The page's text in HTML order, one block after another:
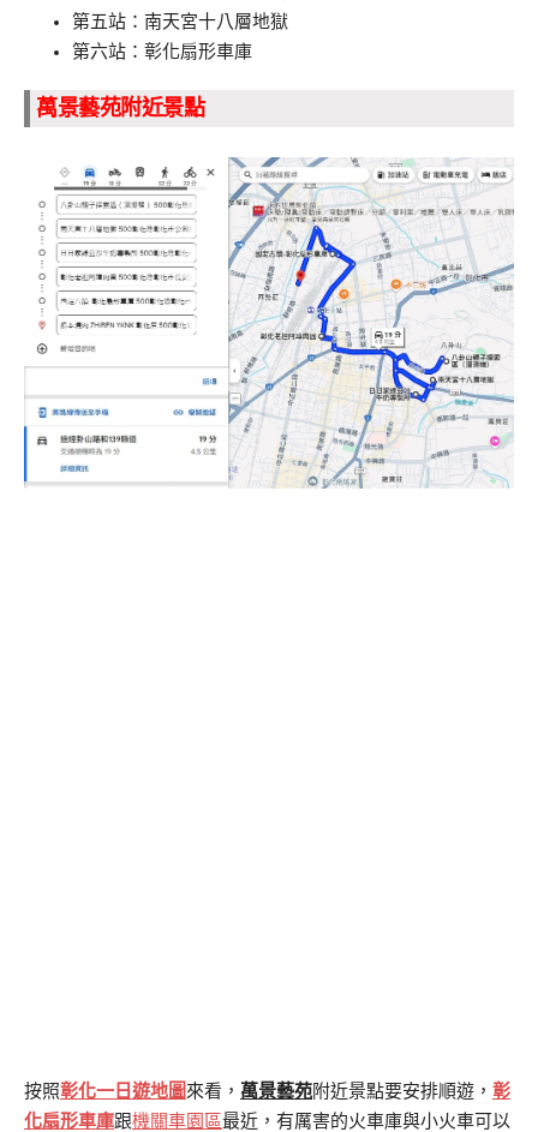
第五站：南天宮十八層地獄
第六站：彰化扇形車庫
萬景藝苑附近景點
按照彰化一日遊地圖來看， 萬景藝苑附近景點要安排順遊， 彰
化扇形車庫跟機關車園區最近，有厲害的火車庫與小火車可以